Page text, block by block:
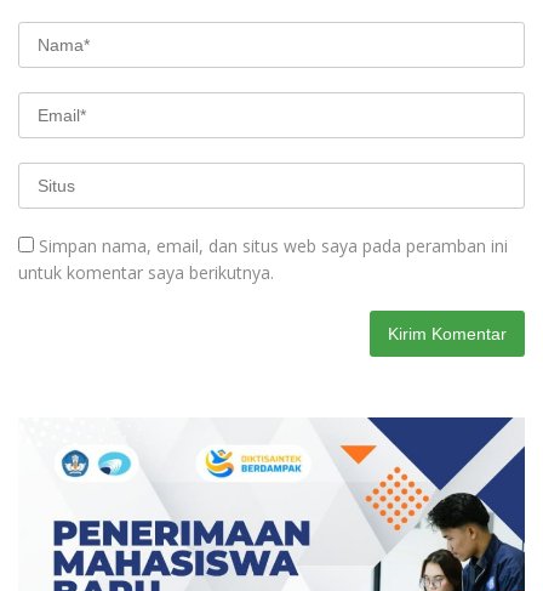
Simpan nama, email, dan situs web saya pada peramban ini
untuk komentar saya berikutnya.